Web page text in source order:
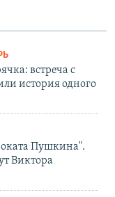
встреча с
история одного
Пушкина".
Виктора